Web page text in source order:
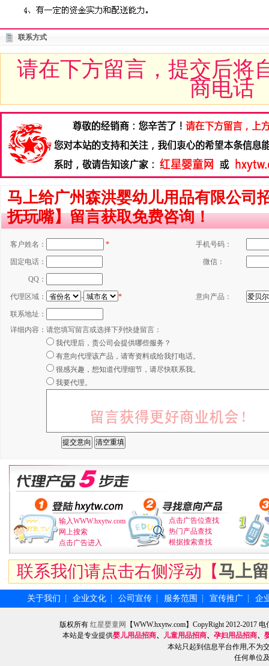
联系方式
请在下方留言，提交后将
商电话
马上给广州森洪婴幼儿用品有限公司
抚玩嘴】留言获取免费咨询！
客户姓名： * 手机号码：
固定电话： 微信：
QQ：
代理区域： - * 意向产品：
联系地址：
详细内容： 请您填写留言或选择下列快捷留言：
我代理后，贵公司会提供哪些服务？
有意向代理该产品，请寄资料或给我打电话。
很感兴趣，想知道代理细节，请尽快联系我。
我要代理。
输入WWW.hxytw.com
网上搜索
点击广告进入
点击广告位查找
热门产品查找
根据搜索查找
联系我们请点击右侧浮动【马上
关于我们 ┆ 企业文化 ┆ 公司宣传 ┆ 服务范围 ┆ 宣传推广 ┆ 企
版权所有 红星婴童网
【WWW.hxytw.com】CopyRight 2012-2017
本站是专业提供婴儿用品招商、 儿童用品招商、 孕妇用品招商、
本站只起到信息平台作用,不为
任何单位